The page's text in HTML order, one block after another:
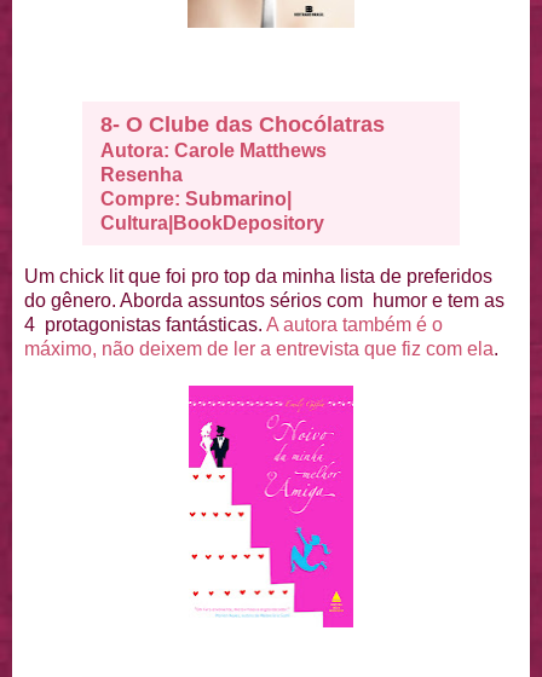
8- O Clube das Chocólatras
Autora: Carole Matthews
Resenha
Compre:Submarino
Cultura BookDepository
Um chick lit que foi pro top da minha lista de preferidos
do gênero. Aborda assuntos sérios com humor e tem as
4 protagonistas fantásticas. A autora também é o
máximo, não deixem de ler a entrevista que fiz com ela.